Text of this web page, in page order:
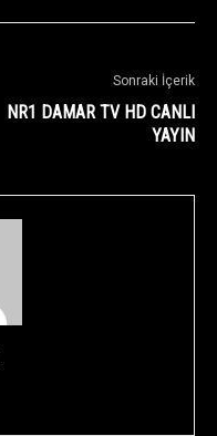
Sonraki İçerik
NR1 DAMAR TV HD CANLI
YAYIN